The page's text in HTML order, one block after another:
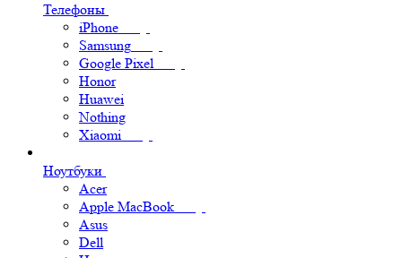
Телефоны
iPhone
Samsung
Google Pixel
Honor
Huawei
Nothing
Xiaomi
Ноутбуки
Acer
Apple MacBook
Asus
Dell